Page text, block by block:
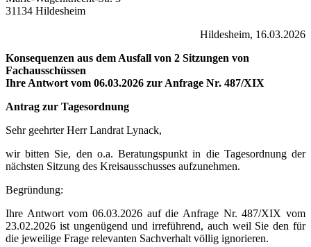
31134 Hildesheim
Hildesheim, 16.03.2026
Konsequenzen aus dem Ausfall von 2 Sitzungen von
Fachausschüssen
Ihre Antwort vom 06.03.2026 zur Anfrage Nr. 487/XIX
Antrag zur Tagesordnung
Sehr geehrter Herr Landrat Lynack,
wir bitten Sie, den o.a. Beratungspunkt in die Tagesordnung der
nächsten Sitzung des Kreisausschusses aufzunehmen.
Begründung:
Ihre Antwort vom 06.03.2026 auf die Anfrage Nr. 487/XIX vom
23.02.2026 ist ungenügend und irreführend, auch weil Sie den für
die jeweilige Frage relevanten Sachverhalt völlig ignorieren.